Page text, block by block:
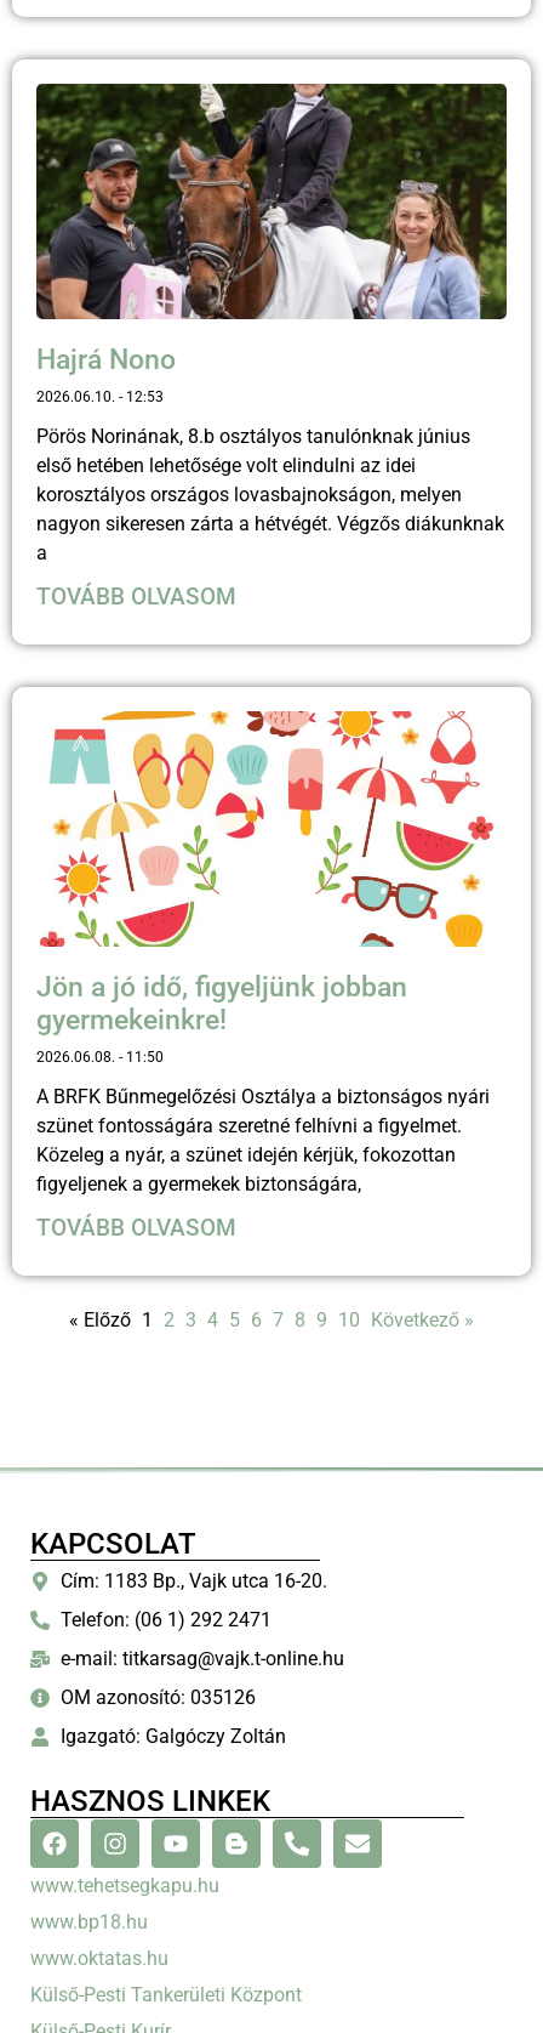
Hajrá Nono
2026.06.10. 12:53
Pörös Norinának, 8.b osztályos tanulónknak június
első hetében lehetősége volt elindulni az idei
korosztályos országos lovasbajnokságon, melyen
nagyon sikeresen zárta a hétvégét. Végzős diákunknak
a
TOVÁBB OLVASOM
Jön a jó idő, figyeljünk jobban
gyermekeinkre!
2026.06.08. 11:50
A BRFK Bűnmegelőzési Osztálya a biztonságos nyári
szünet fontosságára szeretné felhívni a figyelmet.
Közeleg a nyár, a szünet idején kérjük, fokozottan
figyeljenek a gyermekek biztonságára,
TOVÁBB OLVASOM
« Előző 1 2 3 4 5 6 7 8 9 10 Következő »
KAPCSOLAT
Cím: 1183 Bp., Vajk utca 16-20.
Telefon: (06 1) 292 2471
e-mail: titkarsag@vajk.t-online.hu
OM azonosító: 035126
Igazgató: Galgóczy Zoltán
HASZNOS LINKEK
www.tehetsegkapu.hu
www.bp18.hu
www.oktatas.hu
Külső-Pesti Tankerületi Központ